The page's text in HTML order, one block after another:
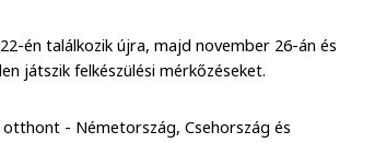
én találkozik újra, majd november 26-án és
játszik felkészülési mérkőzéseket.
- Németország, Csehország és